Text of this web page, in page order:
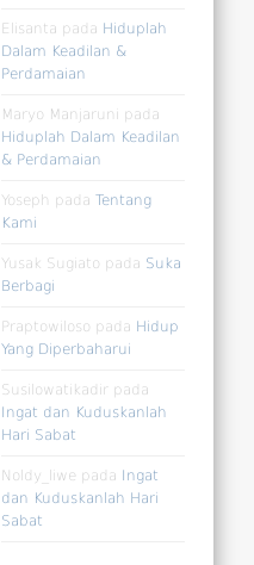
Elisanta pada Hiduplah
Dalam Keadilan &
Perdamaian
Maryo Manjaruni pada
Hiduplah Dalam Keadilan
& Perdamaian
Yoseph padaTentang
Kami
Yusak Sugiato pada Suka
Berbagi
Praptowiloso pada Hidup
Yang Diperbaharui
Susilowatikadir pada
Ingat dan Kuduskanlah
Hari Sabat
Noldy_liwe pada Ingat
dan Kuduskanlah Hari
Sabat